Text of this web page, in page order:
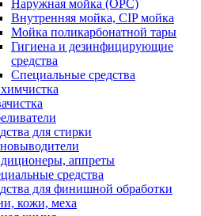
Наружная мойка (ОРС)
Внутренняя мойка, CIP мойка
Мойка поликарбонатной тары
Гигиена и дезинфицирующие
средства
Специальные средства
для стирки
аппреты
средства
для финишной обработки
кожи, меха